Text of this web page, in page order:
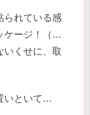
られている感
ケージ！（…
いくせに、取
いといて…